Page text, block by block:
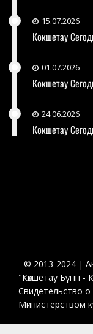
15.07.2026
Кокшетау
01.07.2026
Кокшетау
24.06.2026
Кокшетау
© 2013-2024 |
"Көкшетау Бүгін
Свидетельство
Министерством